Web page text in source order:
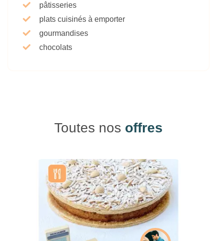
pâtisseries
plats cuisinés à emporter
gourmandises
chocolats
Toutes nos offres